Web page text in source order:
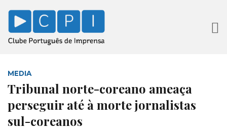
MEDIA
Tribunal norte-coreano ameaça
perseguir até à morte jornalistas
sul-coreanos